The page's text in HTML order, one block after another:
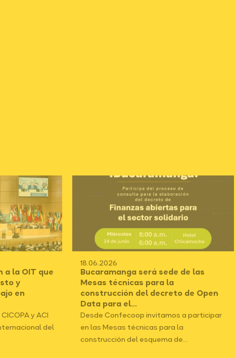
a la OIT que
y
en
y ACI
del
18.06.2026
Bucaramanga será sede de las
Mesas técnicas para la
construcción del decreto de Open
Data para el...
Desde Confecoop invitamos a participar
en las Mesas técnicas para la
construcción del esquema de...